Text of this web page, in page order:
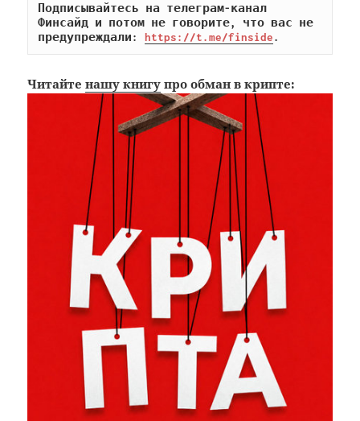
Подписывайтесь на телеграм-канал
Финсайд и потом не говорите, что вас не
предупреждали: https://t.me/finside.
Читайтенашу книгу про обман в крипте: